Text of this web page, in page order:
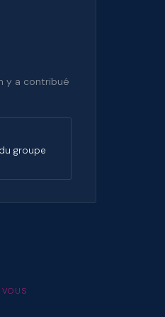
y a contribué
groupe